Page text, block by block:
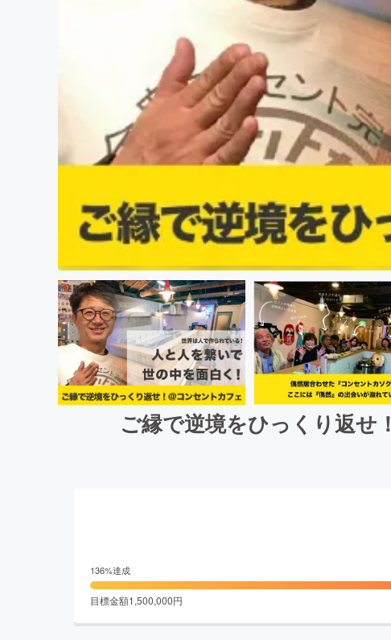
ご縁で逆境をひっくり返せ
136%達成
目標金額1,500,000円